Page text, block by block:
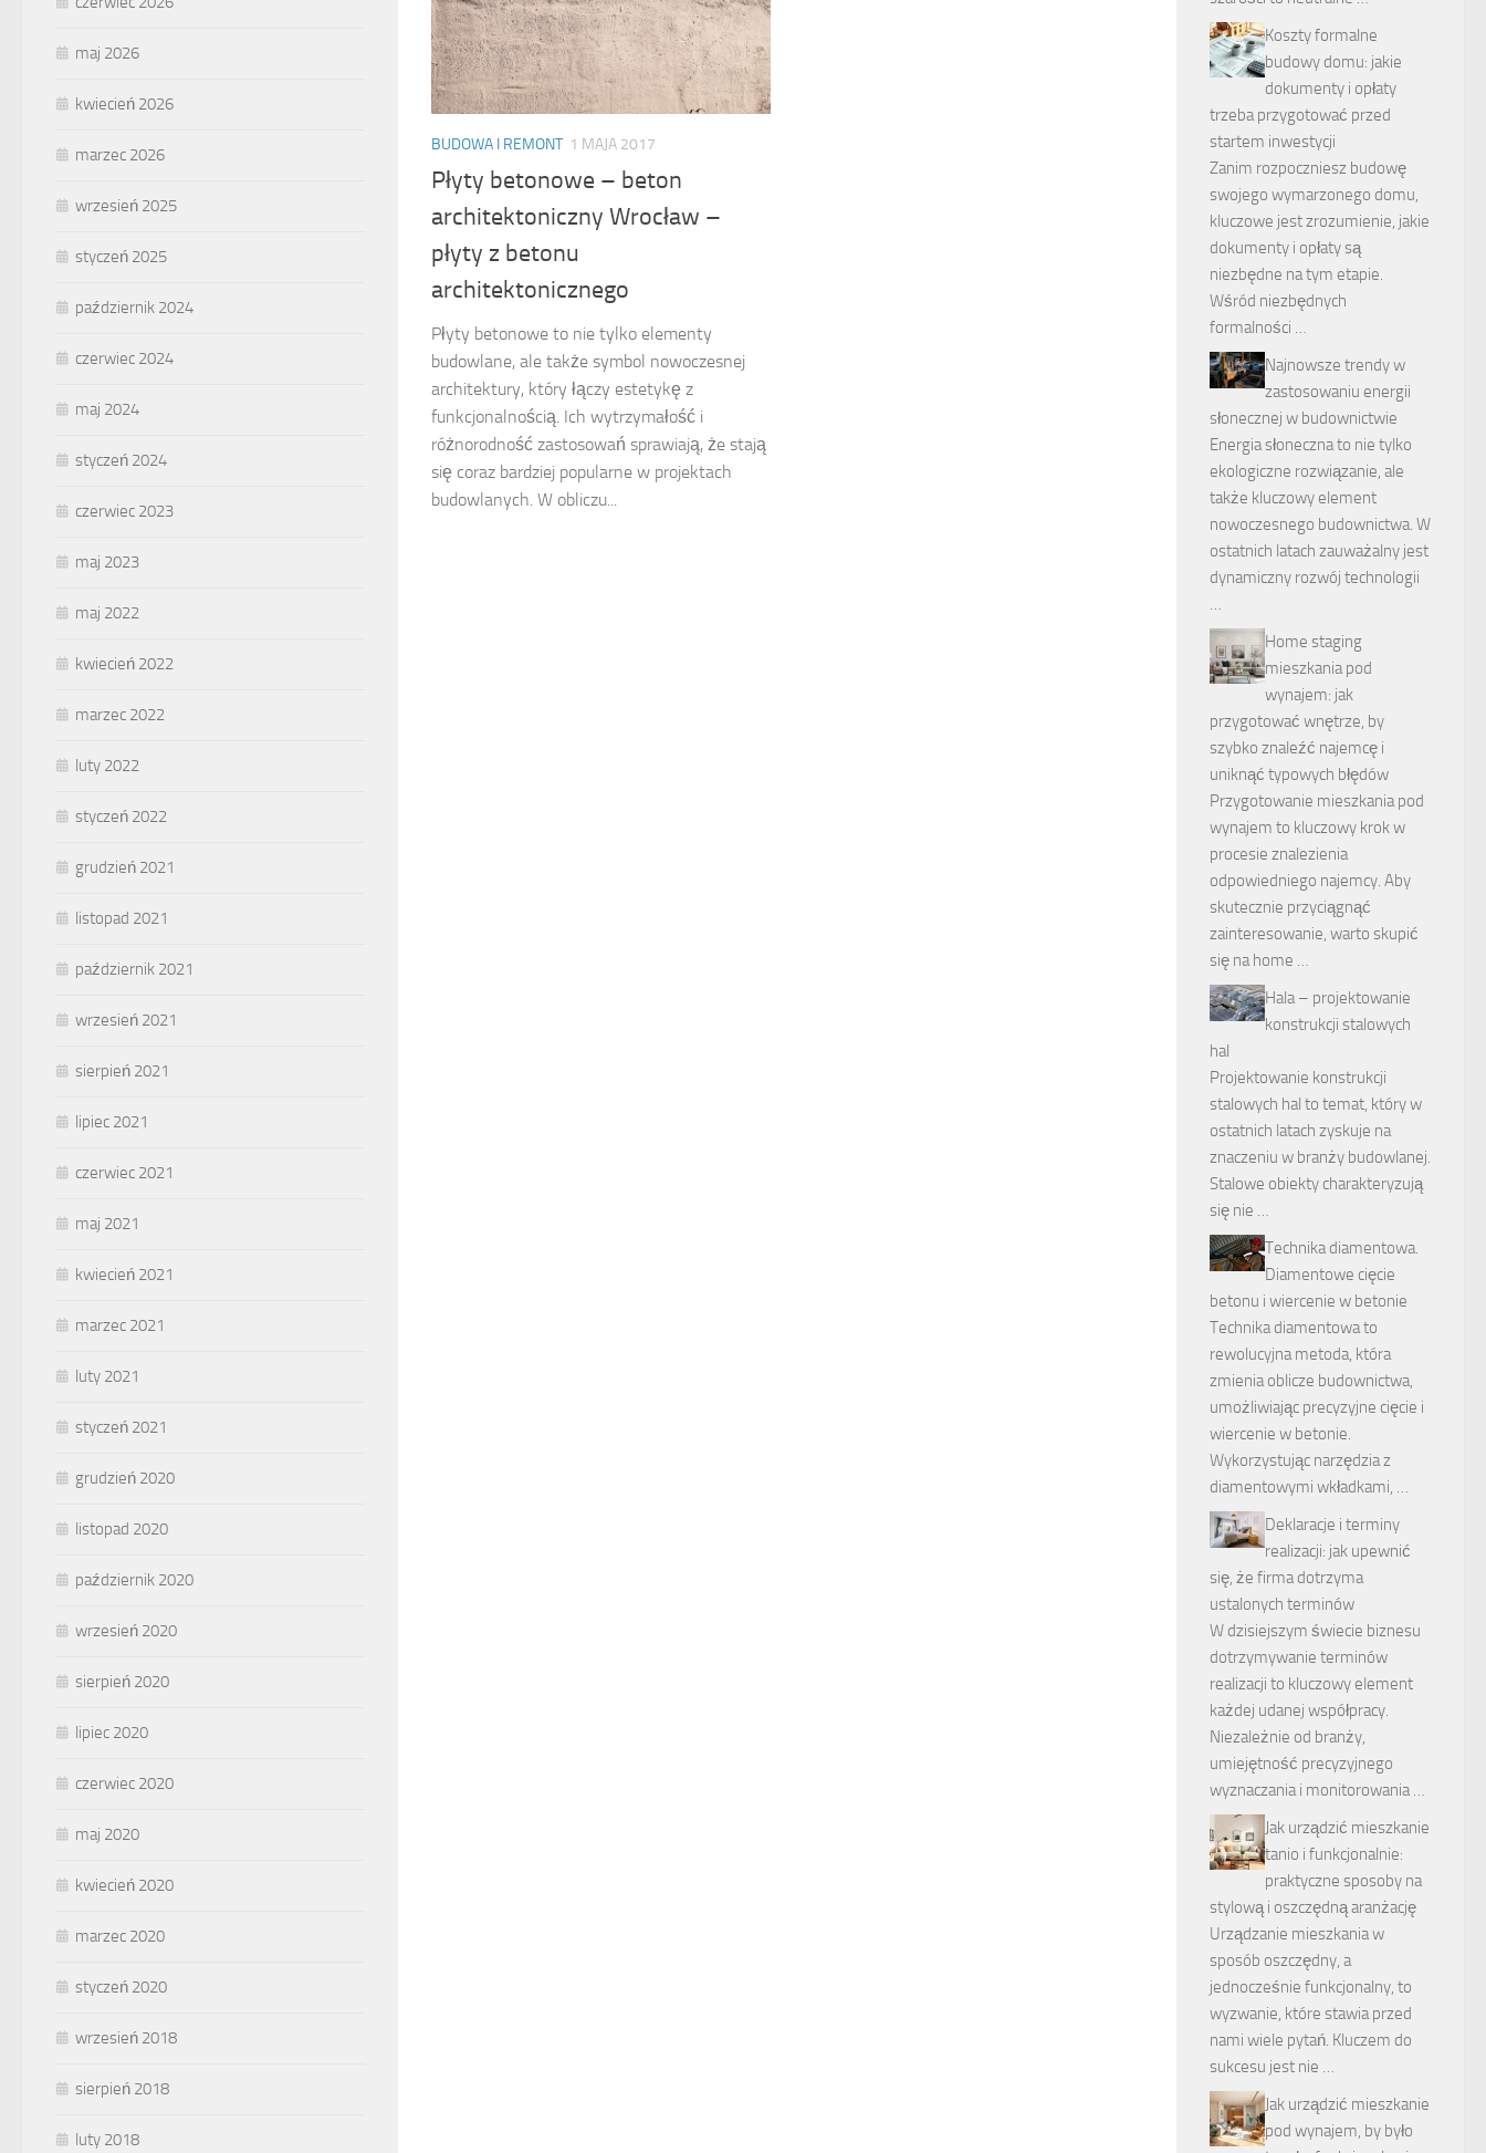
BUDOWA I REMONT 1 MAJA 2017
Płyty betonowe – beton
architektoniczny Wrocław –
płyty z betonu
architektonicznego
Płyty betonowe to nie tylko elementy
budowlane, ale także symbol nowoczesnej
architektury, który łączy estetykę z
funkcjonalnością. Ich wytrzymałość i
różnorodność zastosowań sprawiają, że stają
się coraz bardziej popularne w projektach
budowlanych. W obliczu...
maj 2026
kwiecień 2026
marzec 2026
wrzesień 2025
styczeń 2025
październik 2024
czerwiec 2024
maj 2024
styczeń 2024
czerwiec 2023
maj 2023
maj 2022
kwiecień 2022
marzec 2022
luty 2022
styczeń 2022
grudzień 2021
listopad 2021
październik 2021
wrzesień 2021
sierpień 2021
lipiec 2021
czerwiec 2021
maj 2021
kwiecień 2021
marzec 2021
luty 2021
styczeń 2021
grudzień 2020
listopad 2020
październik 2020
wrzesień 2020
sierpień 2020
lipiec 2020
czerwiec 2020
maj 2020
kwiecień 2020
marzec 2020
styczeń 2020
wrzesień 2018
sierpień 2018
luty 2018
Koszty formalne
budowy domu: jakie
dokumenty i opłaty
trzeba przygotować przed
startem inwestycji
Zanim rozpoczniesz budowę
swojego wymarzonego domu,
kluczowe jest zrozumienie, jakie
dokumenty i opłaty są
niezbędne na tym etapie.
Wśród niezbędnych
formalności …
Najnowsze trendy w
zastosowaniu energii
słonecznej w budownictwie
Energia słoneczna to nie tylko
ekologiczne rozwiązanie, ale
także kluczowy element
nowoczesnego budownictwa. W
ostatnich latach zauważalny jest
dynamiczny rozwój technologii
…
Home staging
mieszkania pod
wynajem: jak
przygotować wnętrze, by
szybko znaleźć najemcę i
uniknąć typowych błędów
Przygotowanie mieszkania pod
wynajem to kluczowy krok w
procesie znalezienia
odpowiedniego najemcy. Aby
skutecznie przyciągnąć
zainteresowanie, warto skupić
się na home …
Hala – projektowanie
konstrukcji stalowych
hal
Projektowanie konstrukcji
stalowych hal to temat, który w
ostatnich latach zyskuje na
znaczeniu w branży budowlanej.
Stalowe obiekty charakteryzują
się nie …
Technika diamentowa.
Diamentowe cięcie
betonu i wiercenie w betonie
Technika diamentowa to
rewolucyjna metoda, która
zmienia oblicze budownictwa,
umożliwiając precyzyjne cięcie i
wiercenie w betonie.
Wykorzystując narzędzia z
diamentowymi wkładkami, …
Deklaracje i terminy
realizacji: jak upewnić
się, że firma dotrzyma
ustalonych terminów
W dzisiejszym świecie biznesu
dotrzymywanie terminów
realizacji to kluczowy element
każdej udanej współpracy.
Niezależnie od branży,
umiejętność precyzyjnego
wyznaczania i monitorowania …
Jak urządzić mieszkanie
tanio i funkcjonalnie:
praktyczne sposoby na
stylową i oszczędną aranżację
Urządzanie mieszkania w
sposób oszczędny, a
jednocześnie funkcjonalny, to
wyzwanie, które stawia przed
nami wiele pytań. Kluczem do
sukcesu jest nie …
Jak urządzić mieszkanie
pod wynajem, by było